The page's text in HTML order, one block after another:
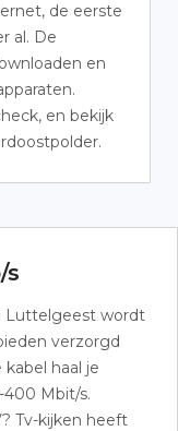
de eerste
al. De
en
en bekijk
s
Luttelgeest wordt
verzorgd
haal je
Mbit/s.
Tv-kijken heeft